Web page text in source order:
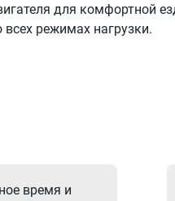
для комфортной
всех режимах нагрузки.
время и